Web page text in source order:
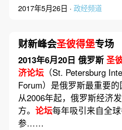
2017年5月26日 · 政经频道
财新峰会圣彼得堡专场
2013年6月20日 俄罗斯 圣
济论坛（St. Petersburg
Forum）是俄罗斯最重要
从2006年起，俄罗斯经济
方。 论坛每年吸引来自全
参……